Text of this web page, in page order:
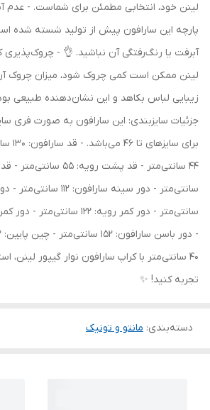
لینن خود، انتخابی مطمئن برای شماست. - عدم
پارچه این سارافون پیش از تولید شسته شده
آبرفت یا رنگ‌رفتگی آن نباشید. 👌 - چروک‌پذیری
لینن ممکن است کمی چروک شود، میزان چروک
زیبایی لباس بکاهد و این نشان‌دهنده طبیعی
جزئیات سایزبندی: این سارافون به صورت فری
برای
40 سانتی‌متر با کراپ سارافون نوار گیپور
تجربه کنید! ✨
دسته‌بندی: مانتو و تونیک